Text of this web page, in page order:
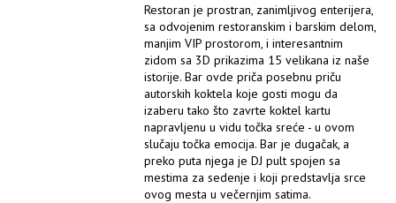
Restoran je prostran, zanimljivog enterijera,
sa odvojenim restoranskim i barskim delom,
manjim VIP prostorom, i interesantnim
zidom sa 3D prikazima 15 velikana iz naše
istorije. Bar ovde priča posebnu priču
autorskih koktela koje gosti mogu da
izaberu tako što zavrte koktel kartu
napravljenu u vidu točka sreće - u ovom
slučaju točka emocija. Bar je dugačak, a
preko puta njega je DJ pult spojen sa
mestima za sedenje i koji predstavlja srce
ovog mesta u večernjim satima.